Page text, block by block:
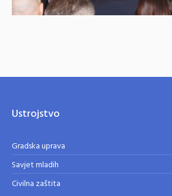
Ustrojstvo
Gradska uprava
Savjet mladih
Civilna zaštita